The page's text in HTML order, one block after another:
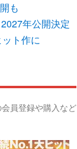
も
年公開決定
ト作に
員登録や購入など